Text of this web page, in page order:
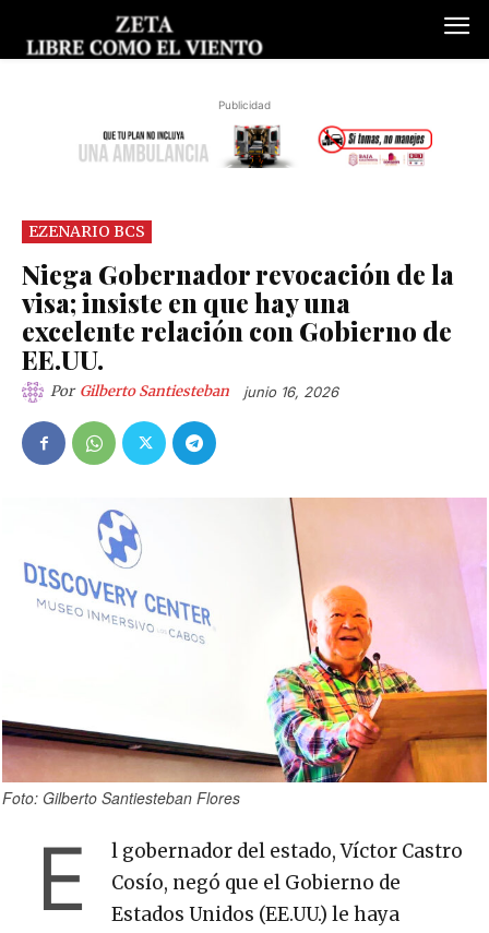
Publicidad
EZENARIO BCS
Niega Gobernador revocación de la
visa; insiste en que hay una
excelente relación con Gobierno de
EE.UU.
Por Gilberto Santiesteban junio 16, 2026
Foto: Gilberto Santiesteban Flores
E
l gobernador del estado, Víctor Castro
Cosío, negó que el Gobierno de
Estados Unidos (EE.UU.) le haya